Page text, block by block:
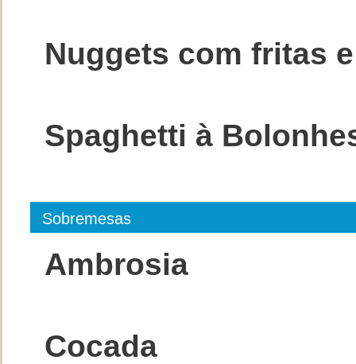
Nuggets com fritas
Spaghetti à
Sobremesas
Ambrosia
Cocada